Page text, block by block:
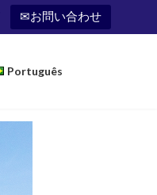
✉お問い合わせ
Português